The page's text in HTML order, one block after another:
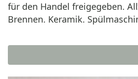
für den Handel freigegeben.
Brennen. Keramik.